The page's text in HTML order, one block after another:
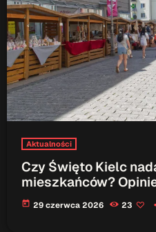
Gość Dnia
16:00 - 16:15
Serwis
10:00 - 10:05
TOP CHART
Aktualności
Czy Święto Kielc
mieszkańców?
today 29 czerwca 2026 23